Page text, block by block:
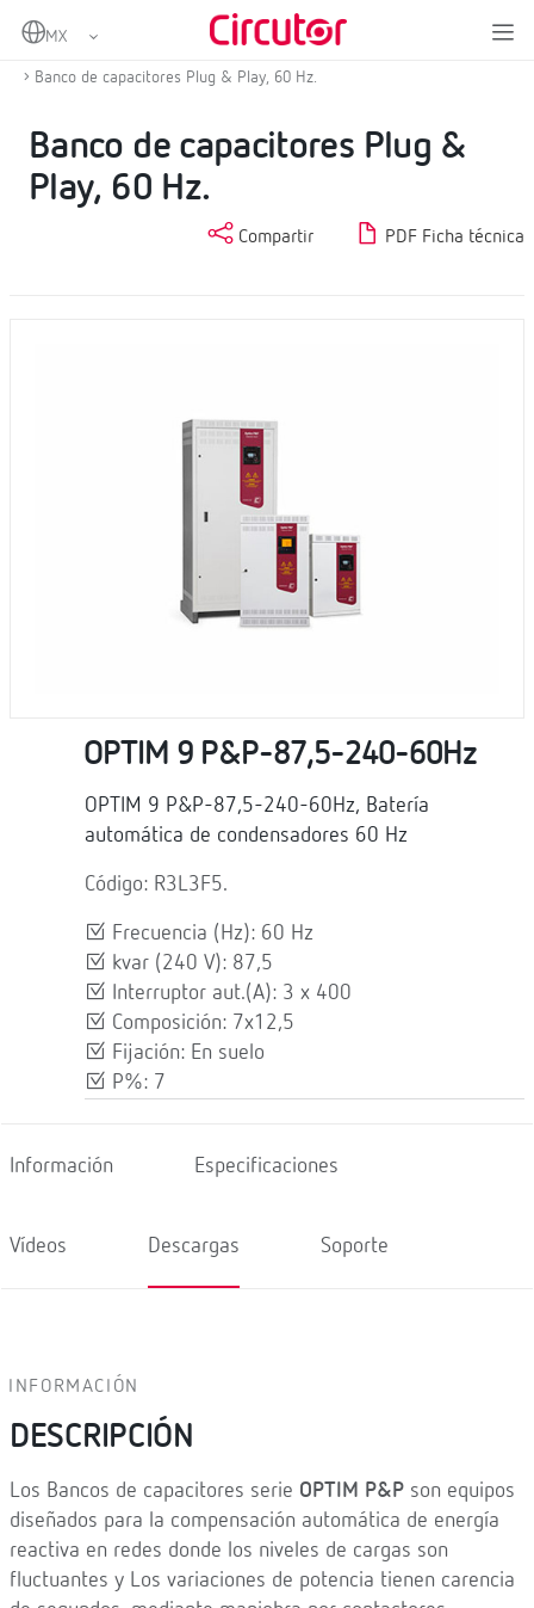
Home
Banco de capacitores BT
Banco de capacitores Plug & Play, 60 Hz.
Banco de capacitores Plug &
Play, 60 Hz.
Compartir PDF Ficha técnica
OPTIM 9 P&P-87,5-240-60Hz
OPTIM 9 P&P-87,5-240-60Hz, Batería
automática de condensadores 60 Hz
Código: R3L3F5.
Frecuencia (Hz): 60 Hz
kvar (240 V): 87,5
Interruptor aut.(A): 3 x 400
Composición: 7x12,5
Fijación: En suelo
P%: 7
Información Especificaciones
Vídeos Descargas Soporte
INFORMACIÓN
DESCRIPCIÓN
Los Bancos de capacitores serie OPTIM P&P son equipos
diseñados para la compensación automática de energía
reactiva en redes donde los niveles de cargas son
fluctuantes y Los variaciones de potencia tienen carencia